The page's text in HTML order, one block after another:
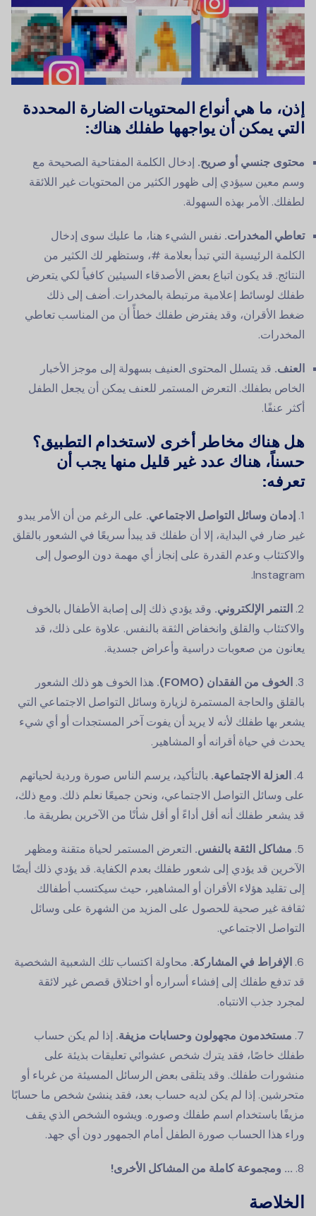
إذن، ما هي أنواع المحتويات الضارة المحددة
التي يمكن أن يواجهها طفلك هناك:
محتوى جنسي أو صريح. إدخال الكلمة المفتاحية الصحيحة مع
وسم معين سيؤدي إلى ظهور الكثير من المحتويات غير اللائقة
لطفلك. الأمر بهذه السهولة.
تعاطي المخدرات. نفس الشيء هنا، ما عليك سوى إدخال
الكلمة الرئيسية التي تبدأ بعلامة #، وستظهر لك الكثير من
النتائج. قد يكون اتباع بعض الأصدقاء السيئين كافياً لكي يتعرض
طفلك لوسائط إعلامية مرتبطة بالمخدرات. أضف إلى ذلك
ضغط الأقران، وقد يفترض طفلك خطأً أن من المناسب تعاطي
المخدرات.
العنف. قد يتسلل المحتوى العنيف بسهولة إلى موجز الأخبار
الخاص بطفلك. التعرض المستمر للعنف يمكن أن يجعل الطفل
أكثر عنفًا.
هل هناك مخاطر أخرى لاستخدام التطبيق؟
حسناً، هناك عدد غير قليل منها يجب أن
تعرفه:
إدمان وسائل التواصل الاجتماعي. على الرغم من أن الأمر يبدو
غير ضار في البداية، إلا أن طفلك قد يبدأ سريعًا في الشعور بالقلق
والاكتئاب وعدم القدرة على إنجاز أي مهمة دون الوصول إلى
Instagram.
التنمر الإلكتروني. وقد يؤدي ذلك إلى إصابة الأطفال بالخوف
والاكتئاب والقلق وانخفاض الثقة بالنفس. علاوة على ذلك، قد
يعانون من صعوبات دراسية وأعراض جسدية.
الخوف من الفقدان (FOMO).
هذا الخوف هو ذلك الشعور
بالقلق والحاجة المستمرة لزيارة وسائل التواصل الاجتماعي التي
يشعر بها طفلك لأنه لا يريد أن يفوت آخر المستجدات أو أي شيء
يحدث في حياة أقرانه أو المشاهير.
العزلة الاجتماعية. بالتأكيد، يرسم الناس صورة وردية لحياتهم
على وسائل التواصل الاجتماعي، ونحن جميعًا نعلم ذلك. ومع ذلك،
قد يشعر طفلك أنه أقل أداءً أو أقل شأنًا من الآخرين بطريقة ما.
مشاكل الثقة بالنفس. التعرض المستمر لحياة متقنة ومظهر
الآخرين قد يؤدي إلى شعور طفلك بعدم الكفاية. قد يؤدي ذلك أيضًا
إلى تقليد هؤلاء الأقران أو المشاهير، حيث سيكتسب أطفالك
ثقافة غير صحية للحصول على المزيد من الشهرة على وسائل
التواصل الاجتماعي.
الإفراط في المشاركة. محاولة اكتساب تلك الشعبية الشخصية
قد تدفع طفلك إلى إفشاء أسراره أو اختلاق قصص غير لائقة
لمجرد جذب الانتباه.
مستخدمون مجهولون وحسابات مزيفة. إذا لم يكن حساب
طفلك خاصًا، فقد يترك شخص عشوائي تعليقات بذيئة على
منشورات طفلك. وقد يتلقى بعض الرسائل المسيئة من غرباء أو
متحرشين. إذا لم يكن لديه حساب بعد، فقد ينشئ شخص ما حسابًا
مزيفًا باستخدام اسم طفلك وصوره. ويشوه الشخص الذي يقف
وراء هذا الحساب صورة الطفل أمام الجمهور دون أي جهد.
... ومجموعة كاملة من المشاكل الأخرى!
الخلاصة